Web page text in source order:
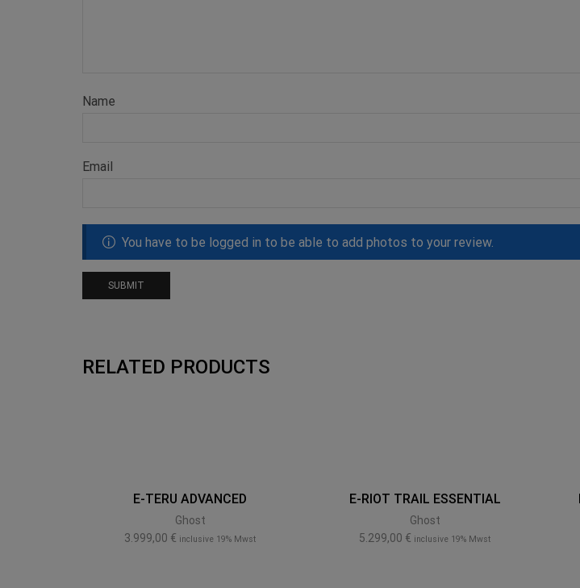
Name
Email
You have to be logged in to be able to add photos to your review.
RELATED PRODUCTS
E-TERU ADVANCED
Ghost
3.999,00 € inclusive 19% Mwst
E-RIOT TRAIL ESSENTIAL
Ghost
5.299,00 € inclusive 19% Mwst